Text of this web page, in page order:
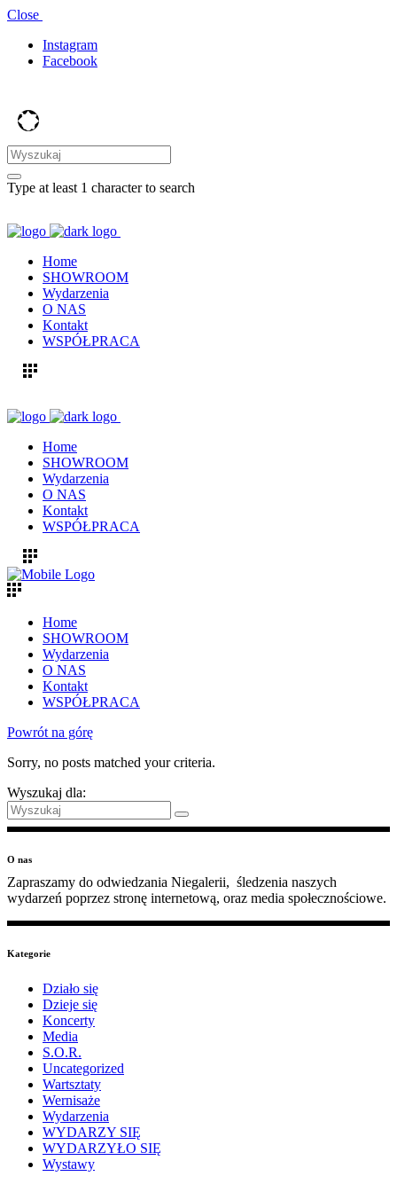
Close
Instagram
Facebook
Type at least 1 character to search
Home
SHOWROOM
Wydarzenia
O NAS
Kontakt
WSPÓŁPRACA
Home
SHOWROOM
Wydarzenia
O NAS
Kontakt
WSPÓŁPRACA
Home
SHOWROOM
Wydarzenia
O NAS
Kontakt
WSPÓŁPRACA
Powrót na górę
Sorry, no posts matched your criteria.
Wyszukaj dla:
O nas
Zapraszamy do odwiedzania Niegalerii, śledzenia naszych
wydarzeń poprzez stronę internetową, oraz media społecznościowe.
Kategorie
Działo się
Dzieje się
Koncerty
Media
S.O.R.
Uncategorized
Wartsztaty
Wernisaże
Wydarzenia
WYDARZY SIĘ
WYDARZYŁO SIĘ
Wystawy